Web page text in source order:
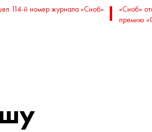
114-й номер журнала «Сноб»
«Сноб»
премию